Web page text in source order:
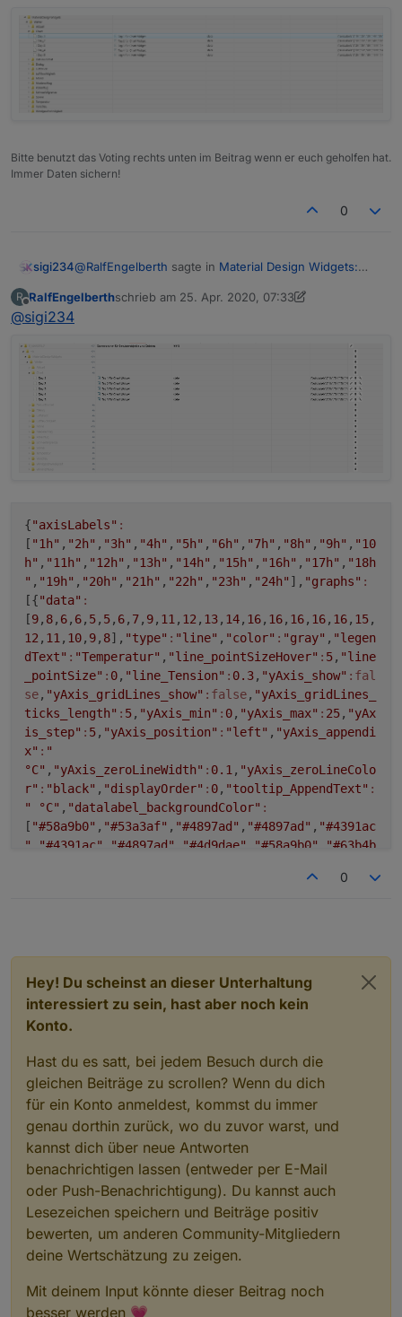
Bitte benutzt das Voting rechts unten im Beitrag wenn er euch geholfen hat.
Immer Daten sichern!
0
sigi234@RalfEngelberth sagte in Material Design Widgets:
vom Pollenflug geändert.
Was steht bei dir in den Objekten unter Chart?
R
Offline
RalfEngelberthschrieb am 25. Apr. 2020, 07:33
zuletzt editiert von Negalein
@sigi234
{"axisLabels" :
[ "1h" , "2h" , "3h" , "4h" , "5h" , "6h" , "7h" , "8h" , "9h" , "10
h" , "11h" , "12h" , "13h" , "14h" , "15h" , "16h" , "17h" , "18h
" , "19h" , "20h" , "21h" , "22h" , "23h" , "24h" ], "graphs" :
[{"data" :
[9, 8, 6, 6, 5, 5, 6, 7, 9, 11 , 12 , 13, 14, 16, 16, 16, 16, 16, 15,
12 , 11 , 10, 9, 8], "type" : "line" , "color" : "gray" , "legen
dText" : "Temperatur" , "line_pointSizeHover" : 5, "line
_pointSize" : 0, "line_Tension" : 0.3, "yAxis_show" :fal
se, "yAxis_gridLines_show" :false, "yAxis_gridLines_
ticks_length" : 5, "yAxis_min" : 0, "yAxis_max" : 25, "yAx
is_step" : 5, "yAxis_position" : "left" , "yAxis_appendi
x" : "
°C" , "yAxis_zeroLineWidth" : 0.1 , "yAxis_zeroLineColo
r" : "black" , "displayOrder" : 0, "tooltip_AppendText" :
" °C" , "datalabel_backgroundColor" :
[ "#58a9b0" , "#53a3af" , "#4897ad" , "#4897ad" , "#4391ac
"
"#4391ac" "#4897ad" "#4d9dae" "#58a9b0"
"#63b4b
"#65bd9f"
"#68b
Light","datalabel_fontSize":12,"datalabel_borderR
adius":6 ,"datalabel_steps": 2 ,"line_PointColor"
[
"#58a9b0" "#53a3af" , "#4897ad" "#4897ad"
"#4897ad"
3","#68bab4"
ab4", "#63b4b3", "#5eafb1", "#58a9b0","#53a3af"
ne_PointColorBorder" :
["#58a9b0","#53a3af","#4897ad","#4897ad",
","#4391ac","#4897ad" ,"#4d9dae","#58a9b0","#63b4b
3","#68bab4","#6ec0b5","#73c6b6"
89","#56b589","#56b589","#56b589","#65bd9f"
ab4"
"#63b4b3" "#5eafb1" "#58a9b0" "#53a3af"
["#58a9b0","#53a3af", "#4897ad","#4897ad" ,
","#4391ac","#4897ad" , "#4d9dae","#58a9b0","#63b4b
3","#68bab4","#6ec0b5", "#73c6b6"
ab4","#63b4b3","#5eafb1","#58a9b0","#53a3af"
0
Hey! Du scheinst an dieser Unterhaltung
interessiert zu sein, hast aber noch kein
Konto.
Hast du es satt, bei jedem Besuch durch die
gleichen Beiträge zu scrollen? Wenn du dich
für ein Konto anmeldest, kommst du immer
genau dorthin zurück, wo du zuvor warst, und
kannst dich über neue Antworten
benachrichtigen lassen (entweder per E-Mail
oder Push-Benachrichtigung). Du kannst auch
Lesezeichen speichern und Beiträge positiv
bewerten, um anderen Community-Mitgliedern
deine Wertschätzung zu zeigen.
Mit deinem Input könnte dieser Beitrag noch
besser werden 💗